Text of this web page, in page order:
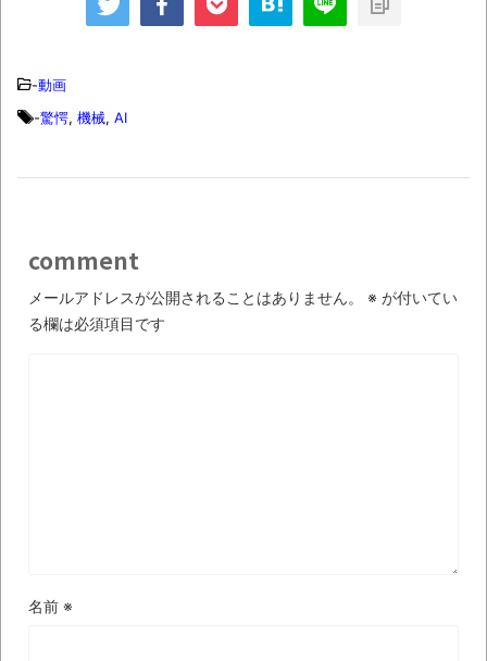
進撃の巨人シーズン7 ファイナルシーズンの
集でほとんど紹介されなかったJリーグ…なら
時代の流れ
されてきた可能性・・・・・・・・・
オーストラリアの男性飛行家 太平洋横断
飛行
-動画
-驚愕, 機械, AI
comment
メールアドレスが公開されることはありません。 ※ が付いてい
る欄は必須項目です
名前 ※